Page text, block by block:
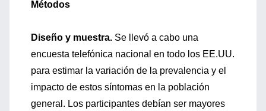
Métodos
Diseño y muestra. Se llevó a cabo una
encuesta telefónica nacional en todo los EE.UU.
para estimar la variación de la prevalencia y el
impacto de estos síntomas en la población
general. Los participantes debían ser mayores